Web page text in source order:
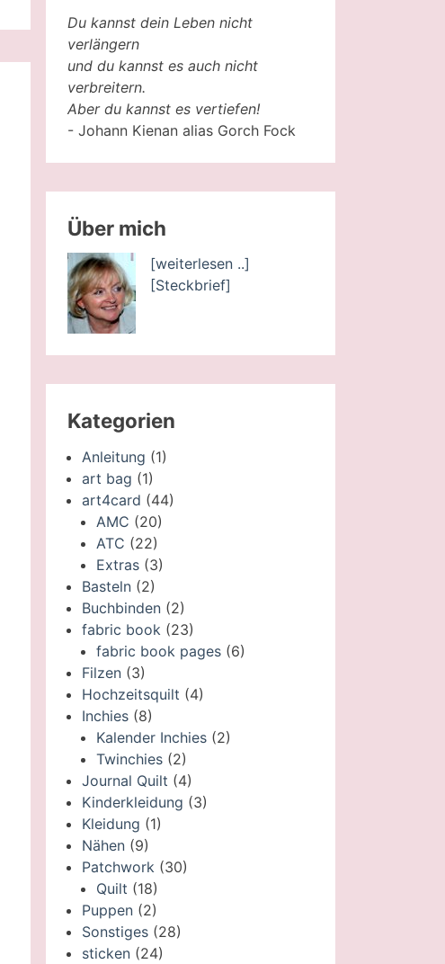
Du kannst dein Leben nicht
verlängern
und du kannst es auch nicht
verbreitern.
Aber du kannst es vertiefen!
- Johann Kienan alias Gorch Fock
Über mich
[weiterlesen ..]
[Steckbrief]
Kategorien
Anleitung (1)
art bag (1)
art4card (44)
AMC (20)
ATC (22)
Extras (3)
Basteln (2)
Buchbinden (2)
fabric book (23)
fabric book pages (6)
Filzen (3)
Hochzeitsquilt (4)
Inchies (8)
Kalender Inchies (2)
Twinchies (2)
Journal Quilt (4)
Kinderkleidung (3)
Kleidung (1)
Nähen (9)
Patchwork (30)
Quilt (18)
Puppen (2)
Sonstiges (28)
sticken (24)